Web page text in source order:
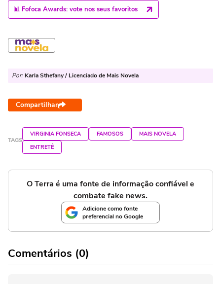
📊 Fofoca Awards: vote nos seus favoritos
Por: Karla Sthefany / Licenciado de Mais Novela
Compartilhar
TAGS
VIRGINIA FONSECA FAMOSOS
MAIS NOVELA
ENTRETÊ
O Terra é uma fonte de informação confiável e
combate fake news.
Adicione como fonte
preferencial no Google
Comentários (0)